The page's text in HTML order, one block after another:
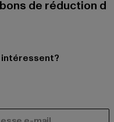
de réduction d
intéressent?